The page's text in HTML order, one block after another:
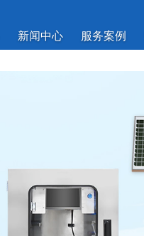
新闻中心 服务案例